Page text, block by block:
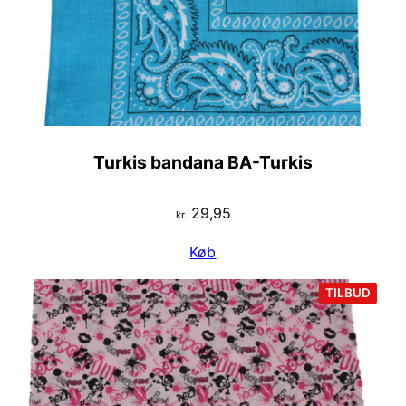
Turkis bandana BA-Turkis
kr.29,95
Køb
TILBUD
PÅ